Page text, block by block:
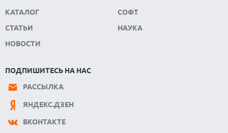
КАТАЛОГ
СТАТЬИ
НОВОСТИ
СОФТ
НАУКА
ПОДПИШИТЕСЬ НА НАС
РАССЫЛКА
ЯНДЕКС.ДЗЕН
ВКОНТАКТЕ